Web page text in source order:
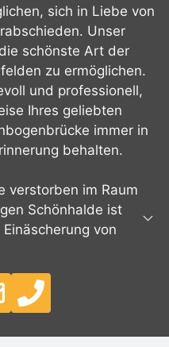
sich in Liebe von
Unser
schönste Art der
zu ermöglichen.
und professionell,
Ihres geliebten
immer in
behalten.
verstorben im Raum
Schönhalde ist
von